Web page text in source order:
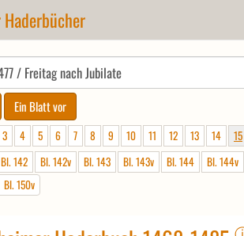
3 4 5 6 7 8 9 10 11 12 13 14
15
Bl. 142 Bl. 142v Bl. 143 Bl. 143v Bl. 144
Bl. 144v
Bl. 150v